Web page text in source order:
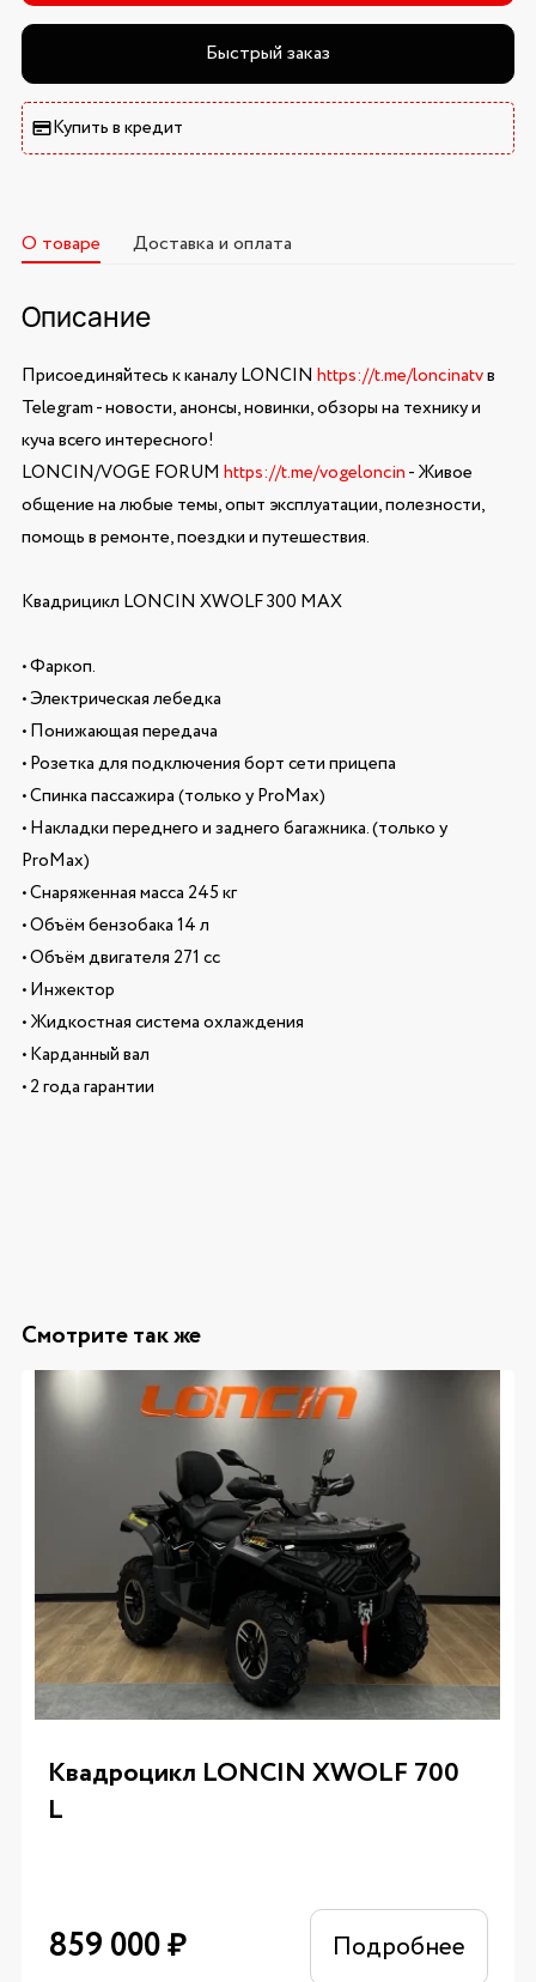
Быстрый заказ
Купить в кредит
О товаре Доставка и оплата
Описание
Присоединяйтесь к каналу LONCIN https://t.me/loncinatvв
Telegram - новости, анонсы, новинки, обзоры на технику и
куча всего интересного!
LONCIN/VOGE FORUM https://t.me/vogeloncin- Живое
общение на любые темы, опыт эксплуатации, полезности,
помощь в ремонте, поездки и путешествия.
Квадрицикл LONCIN XWOLF 300 MAX
• Фаркоп.
• Электрическая лебедка
• Понижающая передача
• Розетка для подключения борт сети прицепа
• Спинка пассажира (только у ProMax)
• Накладки переднего и заднего багажника. (только у
ProMax)
• Снаряженная масса 245 кг
• Объём бензобака 14 л
• Объём двигателя 271 сс
• Инжектор
• Жидкостная система охлаждения
• Карданный вал
• 2 года гарантии
Смотрите так же
Квадроцикл LONCIN XWOLF 700
L
859 000₽ Подробнее